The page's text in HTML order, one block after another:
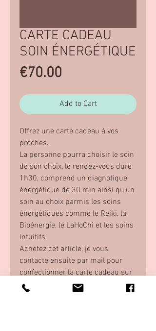
CARTE CADEAU
SOIN ÉNERGÉTIQUE
€70.00
Add to Cart
Offrez une carte cadeau à vos
proches.
La personne pourra choisir le soin
de son choix, le rendez-vous dure
1h30, comprend un diagnotique
énergétique de 30 min ainsi qu'un
soin au choix parmis les soins
énergétiques comme le Reiki, la
Bioénergie, le LaHoChi et les soins
intuitifs.
Achetez cet article, je vous
contacte ensuite par mail pour
confectionner la carte cadeau sur
mesure que je vous envoi en PDF